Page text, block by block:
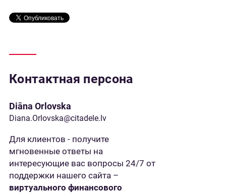
Контактная персона
Diāna Orlovska
Diana.Orlovska@citadele.lv
Для клиентов - получите
мгновенные ответы на
интересующие вас вопросы 24/7 от
поддержки нашего сайта –
виртуального финансового